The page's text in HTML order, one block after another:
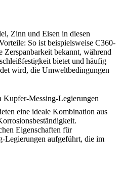
Zinn und Eisen in diesen
So ist beispielsweise C360-
Zerspanbarkeit bekannt, während
bietet und häufig
wird, die Umweltbedingungen
Kupfer-Messing-Legierungen
eine ideale Kombination aus
Eigenschaften für
Legierungen aufgeführt, die im